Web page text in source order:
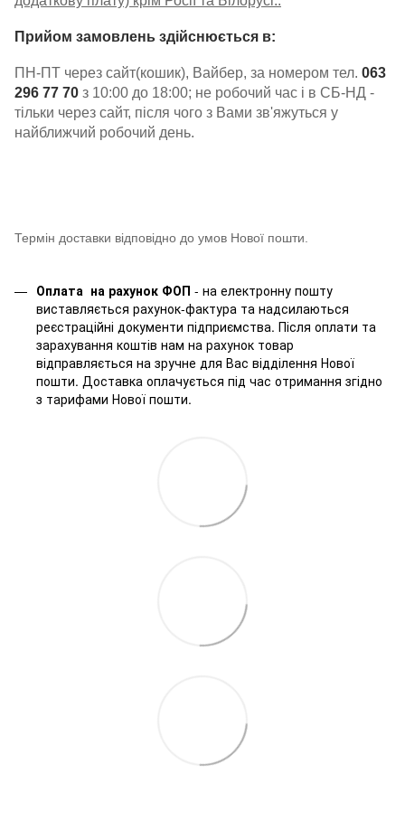
Прийом замовлень здійснюється в:
ПН-ПТ через сайт(кошик), Вайбер, за номером тел. 063
296 77 70 з 10:00 до 18:00; не робочий час і в СБ-НД -
тільки через сайт, після чого з Вами зв'яжуться у
найближчий робочий день.
Термін доставки відповідно до умов Нової пошти.
Оплата на рахунок ФОП - на електронну пошту
виставляється рахунок-фактура та надсилаються
реєстраційні документи підприємства. Після оплати та
зарахування коштів нам на рахунок товар
відправляється на зручне для Вас відділення Нової
пошти. Доставка оплачується під час отримання згідно
з тарифами Нової пошти.